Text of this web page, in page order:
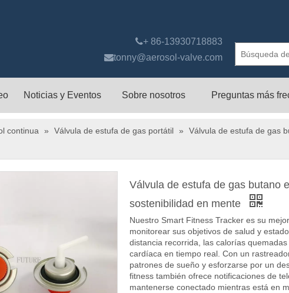
+ 86-13930718883
tonny@aerosol-valve.com
Noticias y Eventos Sobre nosotros Preguntas más
continua » Válvula de estufa de gas portátil »
Válvula de estufa de gas
Válvula de estufa de gas butano
sostenibilidad en mente
Nuestro Smart Fitness Tracker es su
monitorear sus objetivos de salud y
distancia recorrida, las calorías
cardíaca en tiempo real. Con un
patrones de sueño y esforzarse por un
fitness también ofrece notificaciones de
mantenerse conectado mientras está en